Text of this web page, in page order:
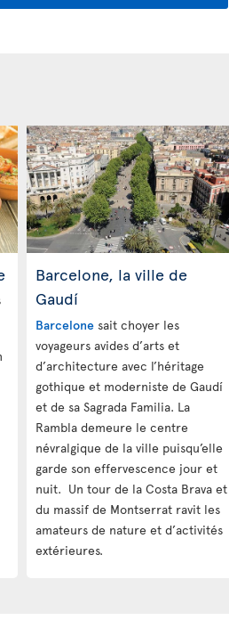
Barcelone, la ville de
Gaudí
Barcelonesait choyer les
voyageurs avides d’arts et
d’architecture avec l’héritage
gothique et moderniste de Gaudí
et de sa Sagrada Familia. La
Rambla demeure le centre
névralgique de la ville puisqu’elle
garde son effervescence jour et
nuit. Un tour de la Costa Brava et
du massif de Montserrat ravit les
amateurs de nature et d’activités
extérieures.